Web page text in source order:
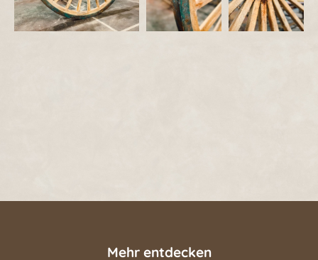
Mehr entdecken